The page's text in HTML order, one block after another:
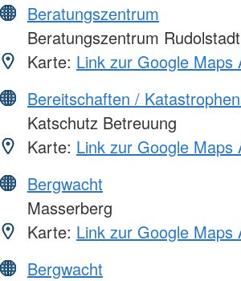
Beratungszentrum
Beratungszentrum Rudolstadt
Karte: Link zur Google Maps
Bereitschaften /
Katschutz Betreuung
Karte: Link zur Google Maps
Bergwacht
Masserberg
Karte: Link zur Google Maps
Bergwacht